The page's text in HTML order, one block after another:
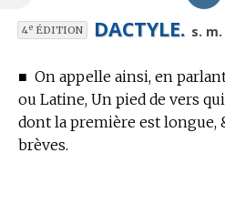
4eÉDITION DACTYLE. s. m.
■ On appelle ainsi, en
ou Latine, Un pied de vers
dont la première est longue,
brèves.